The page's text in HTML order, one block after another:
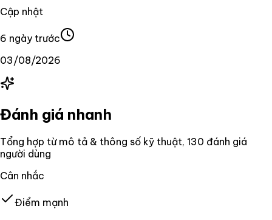
Cập nhật
6 ngày trước
03/08/2026
Đánh giá nhanh
Tổng hợp từ mô tả & thông số kỹ thuật, 130 đánh giá
người dùng
Cân nhắc
Điểm mạnh